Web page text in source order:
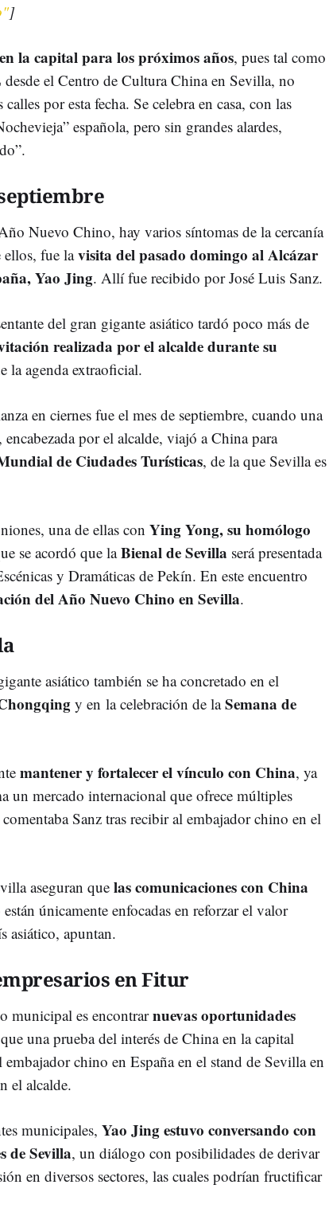
]
la capital para los próximos años, pues tal como
desde el Centro de Cultura China en Sevilla, no
por esta fecha. Se celebra en casa, con las
española, pero sin grandes alardes,
Nuevo Chino, hay varios síntomas de la cercanía
fue lavisita del pasado domingo al Alcázar
Yao Jing. Allí fue recibido por José Luis Sanz.
del gran gigante asiático tardó poco más de
realizada por el alcalde durante su
la agenda extraoficial.
en ciernes fue el mes de septiembre, cuando una
por el alcalde, viajó a China para
de Ciudades Turísticas, de la que Sevilla es
una de ellas con Ying Yong, su homólogo
se acordó que laBienal de Sevilla será presentada
y Dramáticas de Pekín. En este encuentro
del Año Nuevo Chino en Sevilla.
asiático también se ha concretado en el
y en la celebración de laSemana de
mantener y fortalecer el vínculo con China, ya
un mercado internacional que ofrece múltiples
Sanz tras recibir al embajador chino en el
aseguran que las comunicaciones con China
únicamente enfocadas en reforzar el valor
asiático, apuntan.
en Fitur
municipal es encontrarnuevas oportunidades
una prueba del interés de China en la capital
chino en España en el stand de Sevilla en
el alcalde.
municipales, Yao Jing estuvo conversando con
de Sevilla, un diálogo con posibilidades de derivar
en diversos sectores, las cuales podrían fructificar